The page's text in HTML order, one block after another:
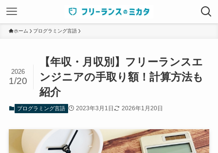
ホーム プログラミング言語
【年収・月収別】フリーランスエ
ンジニアの手取り額！計算方法も
紹介
2026
1/20
プログラミング言語 2023年3月1日 2026年1月20日